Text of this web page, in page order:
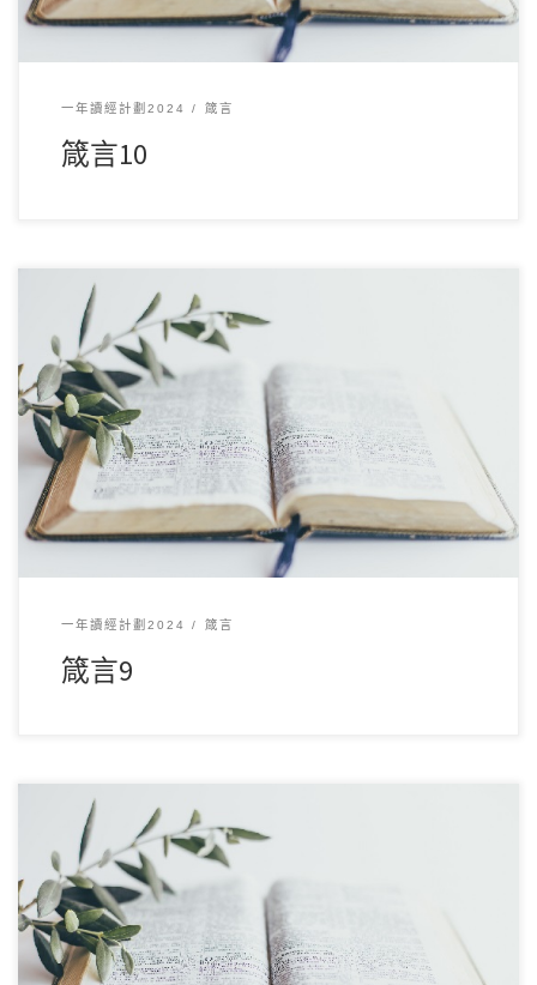
一年讀經計劃2024 箴言
箴言10
12 月102024讀經範圍：箴言9 經文重點： 本章對比智慧與愚
昧，智慧邀請人們來享受他的宴席，象 […]
一年讀經計劃2024 箴言
箴言9
12 月92024讀經範圍：箴言8 經文重點： 本章以智慧擬人化，
描繪他在創造之初就與神同在，並在世 […]